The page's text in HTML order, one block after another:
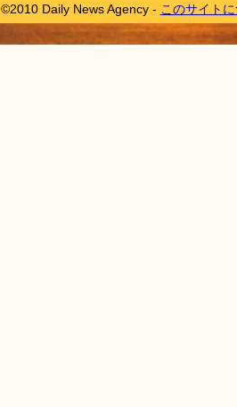
©2010 Daily News Agency - このサイト